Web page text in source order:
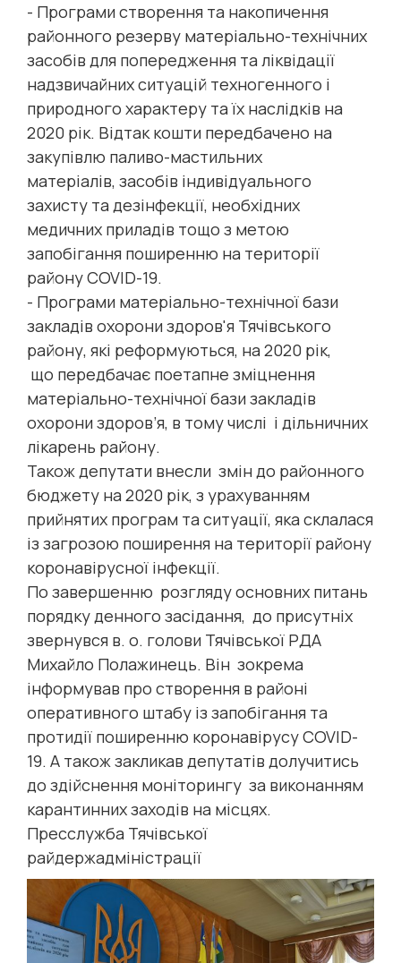
- Програми створення та накопичення
районного резерву матеріально-технічних
засобів для попередження та ліквідації
надзвичайних ситуацій техногенного і
природного характеру та їх наслідків на
2020 рік. Відтак кошти передбачено на
закупівлю паливо-мастильних
матеріалів, засобів індивідуального
захисту та дезінфекції, необхідних
медичних приладів тощо з метою
запобігання поширенню на території
району COVID-19.
- Програми матеріально-технічної бази
закладів охорони здоров'я Тячівського
району, які реформуються, на 2020 рік,
що передбачає поетапне зміцнення
матеріально-технічної бази закладів
охорони здоров’я, в тому числі і дільничних
лікарень району.
Також депутати внесли змін до районного
бюджету на 2020 рік, з урахуванням
прийнятих програм та ситуації, яка склалася
із загрозою поширення на території району
коронавірусної інфекції.
По завершенню розгляду основних питань
порядку денного засідання, до присутніх
звернувся в. о. голови Тячівської РДА
Михайло Полажинець. Він зокрема
інформував про створення в районі
оперативного штабу із запобігання та
протидії поширенню коронавірусу COVID-
19. А також закликав депутатів долучитись
до здійснення моніторингу за виконанням
карантинних заходів на місцях.
Пресслужба Тячівської
райдержадміністрації